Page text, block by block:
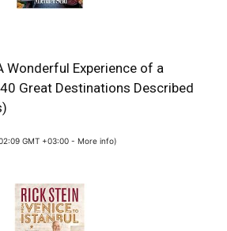
Wonderful Experience of a
Great Destinations Described
GMT +03:00 -More info)